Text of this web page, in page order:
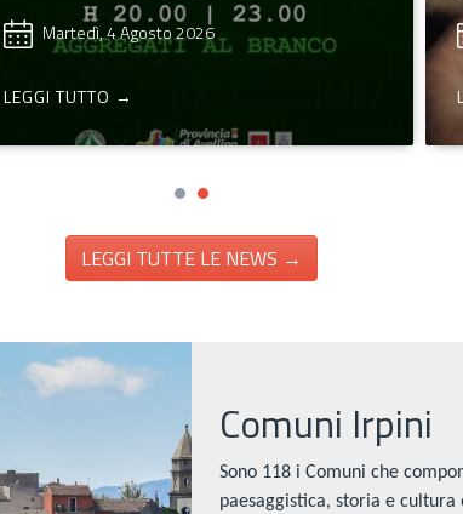
Martedì, 4 Agosto 2026
LEGGI TUTTO →
LEGGI TUTTE LE NEWS →
Comuni Irpini
Sono 118 i Comuni che
paesaggistica, storia e